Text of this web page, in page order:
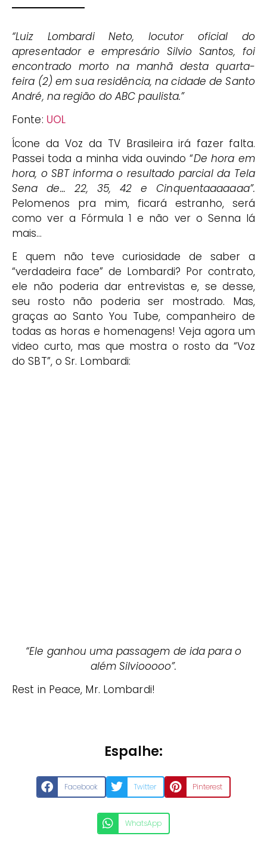
“Luiz Lombardi Neto, locutor oficial do
apresentador e empresário Silvio Santos, foi
encontrado morto na manhã desta quarta-
feira (2) em sua residência, na cidade de Santo
André, na região do ABC paulista.”
Fonte: UOL
Ícone da Voz da TV Brasileira irá fazer falta.
Passei toda a minha vida ouvindo “De hora em
hora, o SBT informa o resultado parcial da Tela
Sena de… 22, 35, 42 e Cinquentaaaaaaa”.
Pelomenos pra mim, ficará estranho, será
como ver a Fórmula 1 e não ver o Senna lá
mais…
E quem não teve curiosidade de saber a
“verdadeira face” de Lombardi? Por contrato,
ele não poderia dar entrevistas e, se desse,
seu rosto não poderia ser mostrado. Mas,
graças ao Santo You Tube, companheiro de
todas as horas e homenagens! Veja agora um
video curto, mas que mostra o rosto da “Voz
do SBT”, o Sr. Lombardi:
“Ele ganhou uma passagem de ida para o
além Silviooooo”.
Rest in Peace, Mr. Lombardi!
Espalhe:
Facebook Twitter Pinterest
WhatsApp